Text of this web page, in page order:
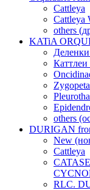
Cattleya
Cattleya
others
KATiA
Каттлеи
others
DURIGAN
New
Cattleya
RLC.